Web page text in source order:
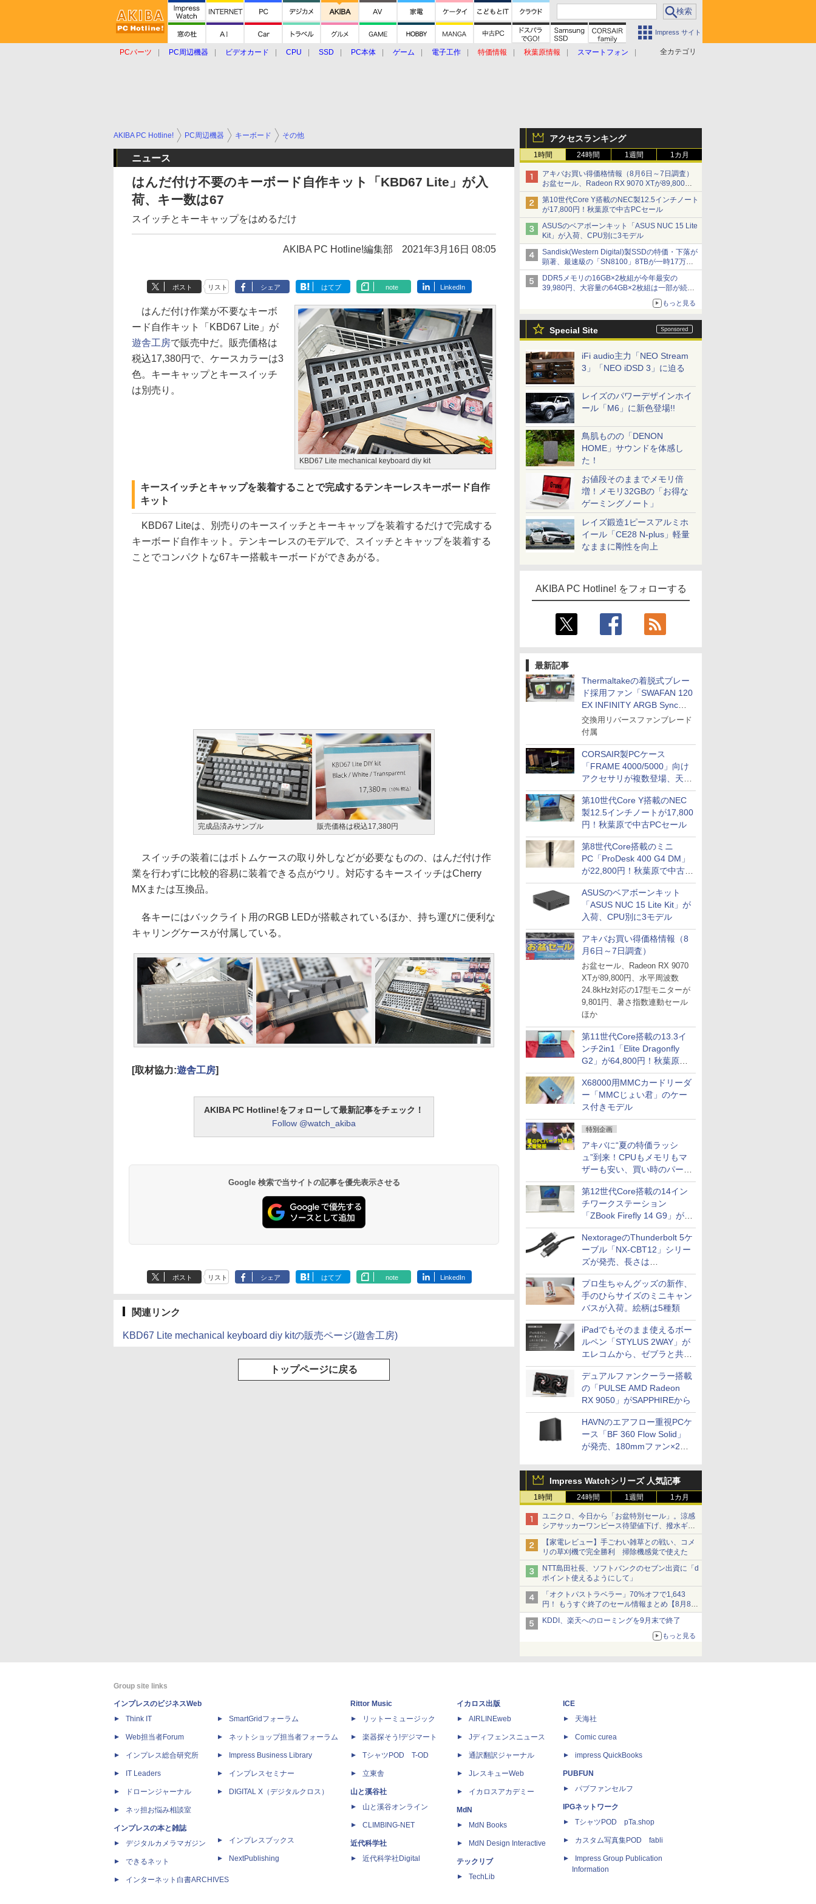
Impress サイト
全カテゴリ
PCパーツ PC周辺機器 ビデオカード CPU SSD PC本体 ゲーム 電子工作 特価情報 秋葉原情報
スマートフォン
アクセスランキング
1時間 24時間 1週間 1カ月
アキバお買い得価格情報（8月6日～7日調査）
お盆セール、Radeon RX 9070 XTが89,800
円、水平周波数24.8kHz対応の17型モニターが
9,801円、暑さ指数連動セール ほか
第10世代Core Y搭載のNEC製12.5インチノート
が17,800円！秋葉原で中古PCセール
ASUSのベアボーンキット「ASUS NUC 15 Lite
Kit」が入荷、CPU別に3モデル
Sandisk(Western Digital)製SSDの特価・下落が
顕著、最速級の「SN8100」8TBが一時17万円
割れ [8月前半のSSD価格]
DDR5メモリの16GB×2枚組が今年最安の
39,980円、大容量の64GB×2枚組は一部が続騰
もっと見る
Special Site
iFi audio主力「NEO Stream
3」「NEO iDSD 3」に迫る
レイズのパワーデザインホイ
ール「M6」に新色登場!!
鳥肌ものの「DENON
HOME」サウンドを体感し
た！
お値段そのままでメモリ倍
増！メモリ32GBの「お得な
ゲーミングノート」
レイズ鍛造1ピースアルミホ
イール「CE28 N-plus」軽量
なままに剛性を向上
AKIBA PC Hotline! をフォローする
最新記事
Thermaltakeの着脱式ブレー
ド採用ファン「SWAFAN 120
EX INFINITY ARGB Sync」
に単品パッケージ
交換用リバースファンブレード
付属
CORSAIR製PCケース
「FRAME 4000/5000」向け
アクセサリが複数登場、天然
木製パネルや背面コネクタ対
応トレイなど
第10世代Core Y搭載のNEC
製12.5インチノートが17,800
円！秋葉原で中古PCセール
第8世代Core搭載のミニ
PC「ProDesk 400 G4 DM」
が22,800円！秋葉原で中古
PCセール
ASUSのベアボーンキット
「ASUS NUC 15 Lite Kit」が
入荷、CPU別に3モデル
アキバお買い得価格情報（8
月6日～7日調査）
お盆セール、Radeon RX 9070
XTが89,800円、水平周波数
24.8kHz対応の17型モニターが
9,801円、暑さ指数連動セール
ほか
第11世代Core搭載の13.3イ
ンチ2in1「Elite Dragonfly
G2」が64,800円！秋葉原で
中古PCセール
X68000用MMCカードリーダ
ー「MMCじょい君」のケー
ス付きモデル
特別企画
アキバに“夏の特価ラッシ
ュ”到来！CPUもメモリもマ
ザーも安い、買い時のパーツ
は？【8月7日(金)22時配信】
第12世代Core搭載の14イン
チワークステーション
「ZBook Firefly 14 G9」が
79,800円！秋葉原で中古PC
セール
NextorageのThunderbolt 5ケ
ーブル「NX-CBT12」シリー
ズが発売、長さは
30cm/50cm/1mの3種類
プロ生ちゃんグッズの新作、
手のひらサイズのミニキャン
バスが入荷。絵柄は5種類
iPadでもそのまま使えるボー
ルペン「STYLUS 2WAY」が
エレコムから、ゼブラと共同
開発
デュアルファンクーラー搭載
の「PULSE AMD Radeon
RX 9050」がSAPPHIREから
HAVNのエアフロー重視PCケ
ース「BF 360 Flow Solid」
が発売、180mmファン×2搭
Impress Watchシリーズ 人気記事
1時間 24時間 1週間 1カ月
ユニクロ、今日から「お盆特別セール」。涼感
シアサッカーワンピース待望値下げ、撥水ギア
ショーツは1990円に
【家電レビュー】手ごわい雑草との戦い、コメ
リの草刈機で完全勝利 掃除機感覚で使えた
NTT島田社長、ソフトバンクのセブン出資に「d
ポイント使えるようにして」
「オクトパストラベラー」70%オフで1,643
円！ もうすぐ終了のセール情報まとめ【8月8日
更新】
ニンテンドーeショップでは「大神 絶景版」が
KDDI、楽天へのローミングを9月末で終了
もっと見る
AKIBA PC Hotline! PC周辺機器 キーボード その他
ニュース
はんだ付け不要のキーボード自作キット「KBD67 Lite」が入
荷、キー数は67
スイッチとキーキャップをはめるだけ
AKIBA PC Hotline!編集部 2021年3月16日 08:05
ポスト リスト シェア はてブ note LinkedIn
KBD67 Lite mechanical keyboard diy kit
はんだ付け作業が不要なキーボ
ード自作キット「KBD67 Lite」が
遊舎工房で販売中だ。販売価格は
税込17,380円で、ケースカラーは3
色。キーキャップとキースイッチ
は別売り。
キースイッチとキャップを装着することで完成するテンキーレスキーボード自作
キット
KBD67 Liteは、別売りのキースイッチとキーキャップを装着するだけで完成する
キーボード自作キット。テンキーレスのモデルで、スイッチとキャップを装着する
ことでコンパクトな67キー搭載キーボードができあがる。
完成品済みサンプル 販売価格は税込17,380円
スイッチの装着にはボトムケースの取り外しなどが必要なものの、はんだ付け作
業を行わずに比較的容易に装着できる点がウリ。対応するキースイッチはCherry
MXまたは互換品。
各キーにはバックライト用のRGB LEDが搭載されているほか、持ち運びに便利な
キャリングケースが付属している。
[取材協力:遊舎工房]
AKIBA PC Hotline!をフォローして最新記事をチェック！
Follow @watch_akiba
Google 検索で当サイトの記事を優先表示させる
ポスト リスト シェア はてブ note LinkedIn
関連リンク
KBD67 Lite mechanical keyboard diy kitの販売ページ(遊舎工房)
トップページに戻る
Group site links
インプレスのビジネスWeb
Think IT
Web担当者Forum
インプレス総合研究所
IT Leaders
ドローンジャーナル
ネッ担お悩み相談室
インプレスの本と雑誌
デジタルカメラマガジン
できるネット
インターネット白書ARCHIVES
SmartGridフォーラム
ネットショップ担当者フォーラム
Impress Business Library
インプレスセミナー
DIGITAL X（デジタルクロス）
インプレスブックス
NextPublishing
Rittor Music
リットーミュージック
楽器探そう!デジマート
TシャツPOD T-OD
立東舎
山と溪谷社
山と溪谷オンライン
CLIMBING-NET
近代科学社
近代科学社Digital
イカロス出版
AIRLINEweb
Jディフェンスニュース
通訳翻訳ジャーナル
JレスキューWeb
イカロスアカデミー
MdN
MdN Books
MdN Design Interactive
テックリブ
TechLib
ICE
天海社
Comic curea
impress QuickBooks
PUBFUN
パブファンセルフ
IPGネットワーク
TシャツPOD pTa.shop
カスタム写真集POD fabli
Impress Group Publication
Information